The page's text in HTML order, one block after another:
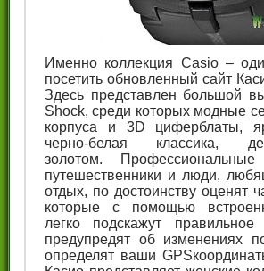
Именно коллекция Casio –
посетить обновленный сайт
Здесь представлен большой
Shock, среди которых модные
корпуса и 3D циферблаты,
черно-белая классика,
золотом. Профессиональные
путешественники и люди,
отдых, по достоинству оценят
которые с помощью
легко подскажут правильное
предупредят об изменениях
определят ваши